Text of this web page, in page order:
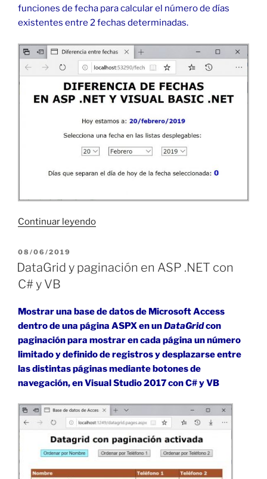
funciones de fecha para calcular el número de días
existentes entre 2 fechas determinadas.
Continuar leyendo«Diferencia
en
con
C#
VB»
PUBLICADO
EL
08/06/2019
DataGrid y paginación en ASP .NET con
C# y VB
Mostrar una base de datos de Microsoft Access
dentro de una página ASPX en unDataGridcon
paginación para mostrar en cada página un número
limitado y definido de registros y desplazarse entre
las distintas páginas mediante botones de
navegación, en Visual Studio 2017 con C# y VB